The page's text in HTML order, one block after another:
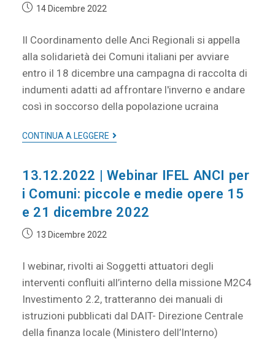
14 Dicembre 2022
Il Coordinamento delle Anci Regionali si appella
alla solidarietà dei Comuni italiani per avviare
entro il 18 dicembre una campagna di raccolta di
indumenti adatti ad affrontare l'inverno e andare
così in soccorso della popolazione ucraina
CONTINUA A LEGGERE
13.12.2022 | Webinar IFEL ANCI per
i Comuni: piccole e medie opere 15
e 21 dicembre 2022
13 Dicembre 2022
I webinar, rivolti ai Soggetti attuatori degli
interventi confluiti all’interno della missione M2C4
Investimento 2.2, tratteranno dei manuali di
istruzioni pubblicati dal DAIT- Direzione Centrale
della finanza locale (Ministero dell’Interno)